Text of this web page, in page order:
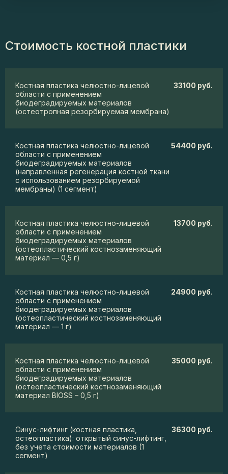
Стоимость костной пластики
Костная пластика челюстно-лицевой
области с применением
биодеградируемых материалов
(остеотропная резорбируемая мембрана)
33100 руб.
Костная пластика челюстно-лицевой
области с применением
биодеградируемых материалов
(направленная регенерация костной ткани
с использованием резорбируемой
мембраны) (1 сегмент)
54400 руб.
Костная пластика челюстно-лицевой
области с применением
биодеградируемых материалов
(остеопластический костнозаменяющий
материал — 0,5 г)
13700 руб.
Костная пластика челюстно-лицевой
области с применением
биодеградируемых материалов
(остеопластический костнозаменяющий
материал — 1 г)
24900 руб.
Костная пластика челюстно-лицевой
области с применением
биодеградируемых материалов
(остеопластический костнозаменяющий
материал BIOSS – 0,5 г)
35000 руб.
Синус-лифтинг (костная пластика,
остеопластика): открытый синус-лифтинг,
без учета стоимости материалов (1
сегмент)
36300 руб.